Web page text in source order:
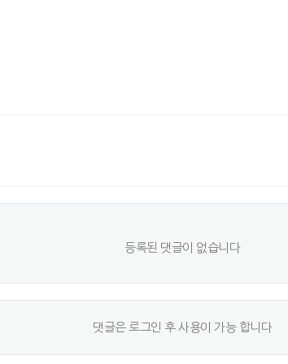
등록된 댓글이 없습니다
댓글은 로그인 후 사용이 가능 합니다